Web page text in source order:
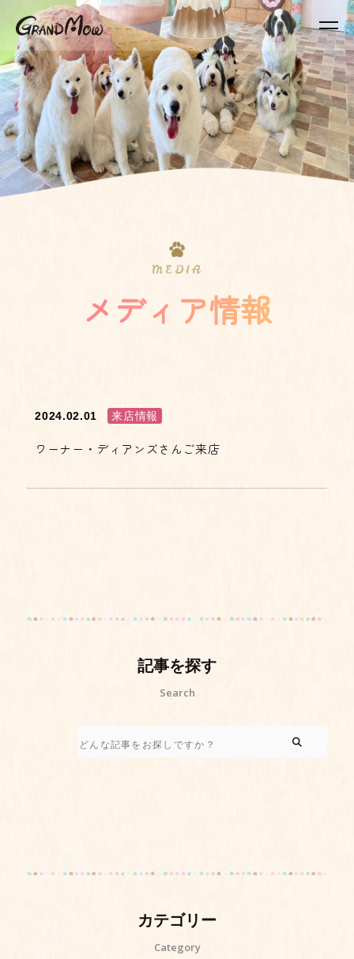
MEDIA
メディア情報
2024.02.01 来店情報
ワーナー・ディアンズさんご来店
記事を探す
Search
カテゴリー
Category